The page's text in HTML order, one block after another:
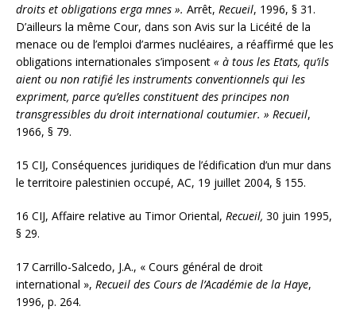
droits et obligations erga mnes ». Arrêt, Recueil, 1996, § 31.
D’ailleurs la même Cour, dans son Avis sur la Licéité de la
menace ou de l’emploi d’armes nucléaires, a réaffirmé que les
obligations internationales s’imposent « à tous les Etats, qu’ils
aient ou non ratifié les instruments conventionnels qui les
expriment, parce qu’elles constituent des principes non
transgressibles du droit international coutumier. » Recueil,
1966, § 79.
15 CIJ, Conséquences juridiques de l’édification d’un mur dans
le territoire palestinien occupé, AC, 19 juillet 2004, § 155.
16 CIJ, Affaire relative au Timor Oriental, Recueil, 30 juin 1995,
§ 29.
17 Carrillo-Salcedo, J.A., « Cours général de droit
international », Recueil des Cours de l’Académie de la Haye,
1996, p. 264.